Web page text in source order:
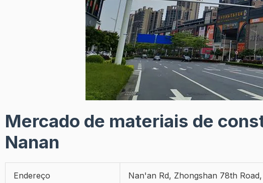
Mercado de materiais de
Nanan
Endereço Nan'an Rd, Zhongshan 78th